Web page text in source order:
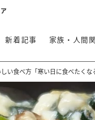
新着記事 家族・人間
い食べ方「寒い日に食べたくな